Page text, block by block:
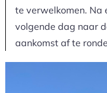
te verwelkomen. Na
volgende dag naar
aankomst af te